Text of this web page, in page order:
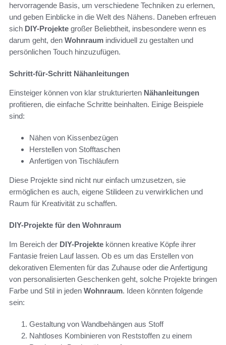
hervorragende Basis, um verschiedene Techniken zu erlernen,
und geben Einblicke in die Welt des Nähens. Daneben erfreuen
sich DIY-Projekte großer Beliebtheit, insbesondere wenn es
darum geht, den Wohnraum individuell zu gestalten und
persönlichen Touch hinzuzufügen.
Schritt-für-Schritt Nähanleitungen
Einsteiger können von klar strukturierten Nähanleitungen
profitieren, die einfache Schritte beinhalten. Einige Beispiele
sind:
Nähen von Kissenbezügen
Herstellen von Stofftaschen
Anfertigen von Tischläufern
Diese Projekte sind nicht nur einfach umzusetzen, sie
ermöglichen es auch, eigene Stilideen zu verwirklichen und
Raum für Kreativität zu schaffen.
DIY-Projekte für den Wohnraum
Im Bereich der DIY-Projekte können kreative Köpfe ihrer
Fantasie freien Lauf lassen. Ob es um das Erstellen von
dekorativen Elementen für das Zuhause oder die Anfertigung
von personalisierten Geschenken geht, solche Projekte bringen
Farbe und Stil in jeden Wohnraum. Ideen könnten folgende
sein:
Gestaltung von Wandbehängen aus Stoff
Nahtloses Kombinieren von Reststoffen zu einem